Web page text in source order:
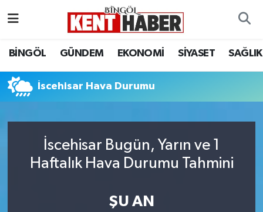
BİNGÖL GÜNDEM EKONOMİ SİYASET SAĞLIK
İscehisar Hava Durumu
İscehisar Bugün, Yarın ve 1
Haftalık Hava Durumu Tahmini
ŞU AN
BİLİM-TEKNOLOJİ
DÜNYA
EĞİTİM
EKONOMİ
Bingöl Hava Durumu
Bingöl Namaz Vakitleri
Bingöl Trafik Yoğunluk Haritası
Süper Lig Puan Durumu ve Fikstür